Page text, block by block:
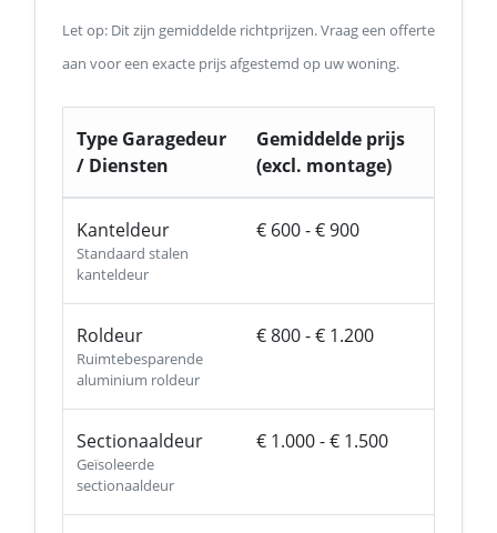
Let op: Dit zijn gemiddelde richtprijzen. Vraag een offerte
aan voor een exacte prijs afgestemd op uw woning.
Type Garagedeur
/ Diensten
Gemiddelde prijs
(excl. montage)
Kanteldeur
Standaard stalen
kanteldeur
€ 600 - € 900
Roldeur
Ruimtebesparende
aluminium roldeur
€ 800 - € 1.200
Sectionaaldeur
Geïsoleerde
sectionaaldeur
€ 1.000 - € 1.500